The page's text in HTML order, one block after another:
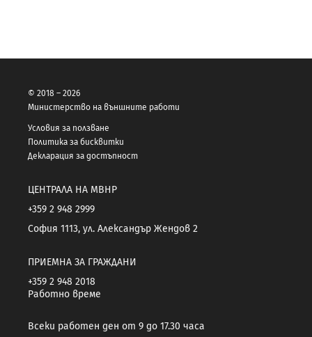
© 2018 – 2026
Министерство на външните работи
Условия за ползване
Политика за бисквитки
Декларация за достъпност
ЦЕНТРАЛА НА МВНР
+359 2 948 2999
София 1113, ул. Александър Жендов 2
ПРИЕМНА ЗА ГРАЖДАНИ
+359 2 948 2018
Работно време
Всеки работен ден от 9 до 17.30 часа